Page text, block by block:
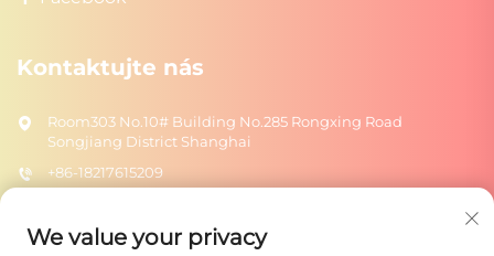
Kontaktujte nás
Room303 No.10# Building No.285 Rongxing Road
Songjiang District Shanghai
+86-18217615209
We value your privacy